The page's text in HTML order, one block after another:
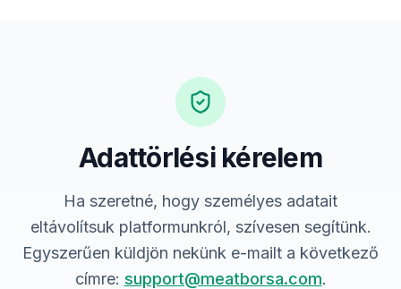
Adattörlési kérelem
Ha szeretné, hogy személyes adatait
eltávolítsuk platformunkról, szívesen segítünk.
Egyszerűen küldjön nekünk e-mailt a következő
címre: support@meatborsa.com.